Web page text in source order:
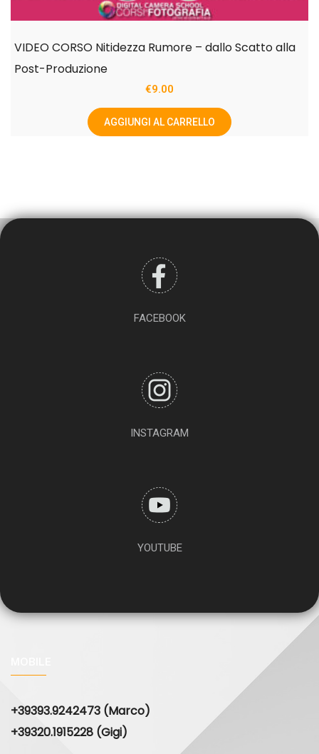
VIDEO CORSO Nitidezza Rumore – dallo Scatto alla
Post-Produzione
€9.00
AGGIUNGI AL CARRELLO
FACEBOOK
INSTAGRAM
YOUTUBE
+39393.9242473 (Marco)
+39320.1915228 (Gigi)